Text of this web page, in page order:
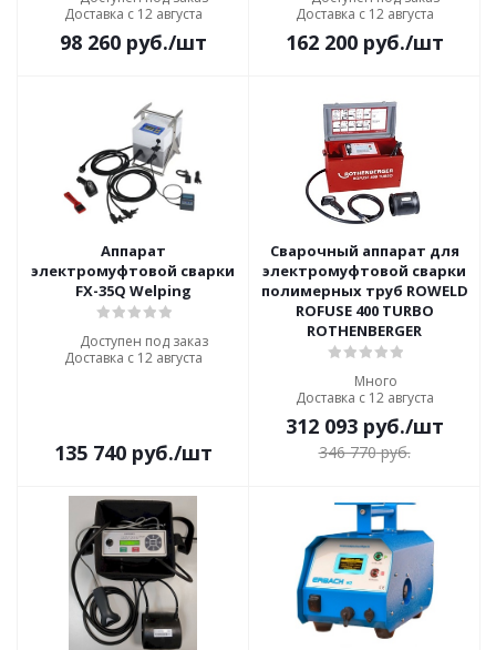
Доставка с 12 августа
98 260руб./шт
Доставка с 12 августа
162 200руб./шт
Аппарат
электромуфтовой сварки
FX-35Q Welping
Доступен под заказ
Доставка с 12 августа
135 740руб./шт
Сварочный аппарат для
электромуфтовой сварки
полимерных труб ROWELD
ROFUSE 400 TURBO
ROTHENBERGER
Много
Доставка с 12 августа
312 093руб./шт
346 770руб.